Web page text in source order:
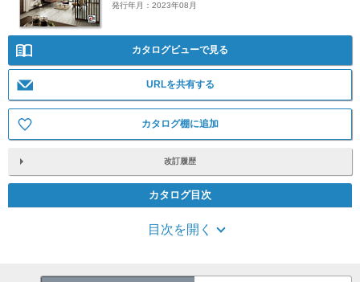
発行年月：2023年08月
カタログビューで見る
URLを共有する
カタログ棚に追加
改訂履歴
カタログ目次
目次を開く